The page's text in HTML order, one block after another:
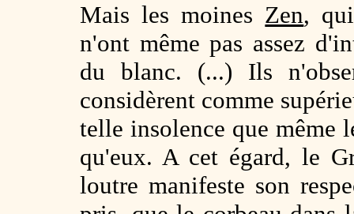
Mais les moines Zen,
n'ont même pas assez
du blanc. (...) Ils
considèrent comme
telle insolence que même
qu'eux. A cet égard, le
loutre manifeste son